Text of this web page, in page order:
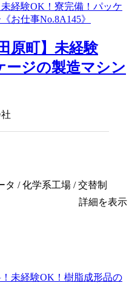
原町】未経験
ージの製造マシン
/ 化学系工場 / 交替制
詳細を表示